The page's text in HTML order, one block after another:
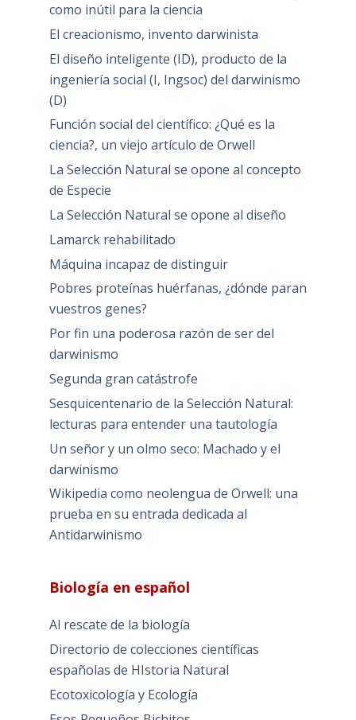
como inútil para la ciencia
El creacionismo, invento darwinista
El diseño inteligente (ID), producto de la
ingeniería social (I, Ingsoc) del darwinismo
(D)
Función social del científico: ¿Qué es la
ciencia?, un viejo artículo de Orwell
La Selección Natural se opone al concepto
de Especie
La Selección Natural se opone al diseño
Lamarck rehabilitado
Máquina incapaz de distinguir
Pobres proteínas huérfanas, ¿dónde paran
vuestros genes?
Por fin una poderosa razón de ser del
darwinismo
Segunda gran catástrofe
Sesquicentenario de la Selección Natural:
lecturas para entender una tautología
Un señor y un olmo seco: Machado y el
darwinismo
Wikipedia como neolengua de Orwell: una
prueba en su entrada dedicada al
Antidarwinismo
Biología en español
Al rescate de la biología
Directorio de colecciones científicas
españolas de HIstoria Natural
Ecotoxicología y Ecología